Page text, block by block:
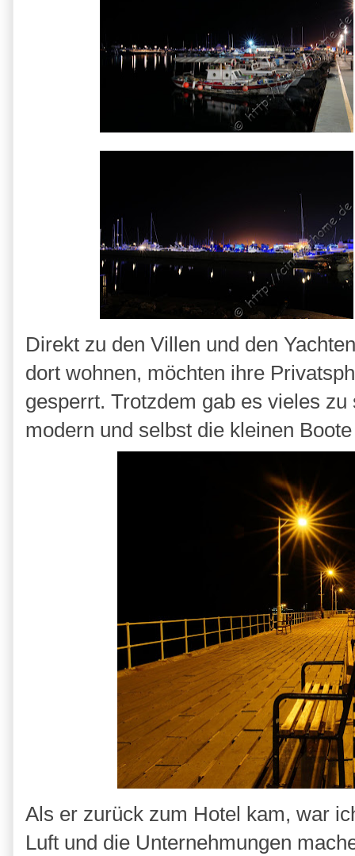
Direkt zu den Villen und den
dort wohnen, möchten ihre
gesperrt. Trotzdem gab es vieles
modern und selbst die kleinen
Als er zurück zum Hotel kam, war
Luft und die Unternehmungen